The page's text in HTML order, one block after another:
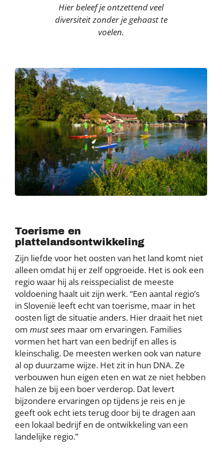
Hier beleef je ontzettend veel
diversiteit zonder je gehaast te
voelen.
Toerisme en
plattelandsontwikkeling
Zijn liefde voor het oosten van het land komt niet
alleen omdat hij er zelf opgroeide. Het is ook een
regio waar hij als reisspecialist de meeste
voldoening haalt uit zijn werk. “Een aantal regio’s
in Slovenië leeft echt van toerisme, maar in het
oosten ligt de situatie anders. Hier draait het niet
om must sees maar om ervaringen. Families
vormen het hart van een bedrijf en alles is
kleinschalig. De meesten werken ook van nature
al op duurzame wijze. Het zit in hun DNA. Ze
verbouwen hun eigen eten en wat ze niet hebben
halen ze bij een boer verderop. Dat levert
bijzondere ervaringen op tijdens je reis en je
geeft ook echt iets terug door bij te dragen aan
een lokaal bedrijf en de ontwikkeling van een
landelijke regio.”